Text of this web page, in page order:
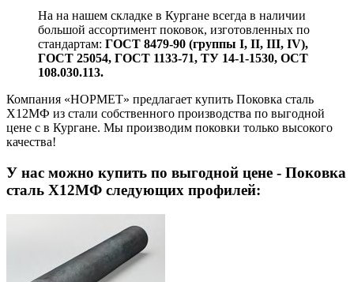
На на нашем складке в Кургане всегда в наличии
большой ассортимент поковок, изготовленных по
стандартам: ГОСТ 8479-90 (группы I, II, III, IV),
ГОСТ 25054, ГОСТ 1133-71, ТУ 14-1-1530, ОСТ
108.030.113.
Компания «НОРМЕТ» предлагает купить Поковка сталь
Х12МФ из стали собственного производства по выгодной
цене с в Кургане. Мы производим поковки только высокого
качества!
У нас можно купить по выгодной цене - Поковка
сталь Х12МФ следующих профилей: